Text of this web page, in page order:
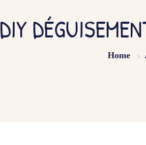
DIY
Home